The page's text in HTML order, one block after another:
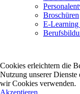
Broschüren
E-
Cookies erleichtern die
Nutzung unserer Dienste
wir Cookies verwenden.
Akzeptieren